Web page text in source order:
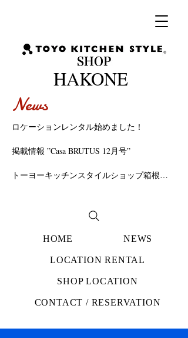
News
ロケーションレンタル始めました！
掲載情報 ”Casa BRUTUS 12月号”
トーヨーキッチンスタイルショップ箱根
HAKONE​
HOME NEWS
LOCATION RENTAL
SHOP LOCATION
CONTACT / RESERVATION